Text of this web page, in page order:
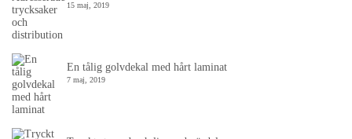
15 maj, 2019
En tålig golvdekal med hårt laminat
7 maj, 2019